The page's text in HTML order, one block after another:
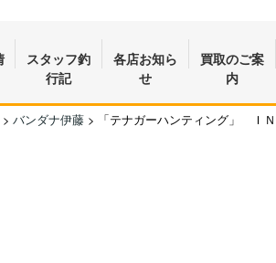
スタッフ釣
行記
各店お知ら
せ
買取のご案
内
> バンダナ伊藤 > 「テナガーハンティング」